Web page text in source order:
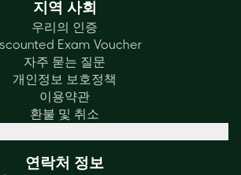
지역 사회
우리의 인증
Exam Voucher
자주 묻는 질문
개인정보 보호정책
이용약관
환불 및 취소
연락처 정보